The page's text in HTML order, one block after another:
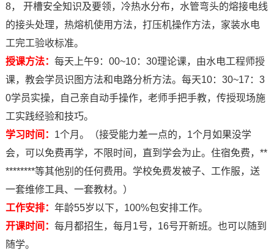
8， 开槽安全知识及要领，冷热水分布，水管弯头的熔接电线
的接头处理，热熔机使用方法，打压机操作方法，家装水电
工完工验收标准。
授课方法： 每天上午9：00~10：30理论课，由水电工程师授
课，教会学员识图方法和电路分析方法。每天10：30~17：3
0学员实操，自己亲自动手操作，老师手把手教，传授现场施
工实践经验和技巧。
学习时间： 1个月。（接受能力差一点的，1个月如果没学
会，可以免费再学，不限时间，直到学会为止。 住宿免费，**
********等其他别的任何费用。学校免费发被子、工作服，送
一套维修工具、一套教材。）
工作安排： 年龄55岁以下，100%包安排工作。
开课时间： 每月都招生，每月1号，16号开新班。也可以随到
随学。